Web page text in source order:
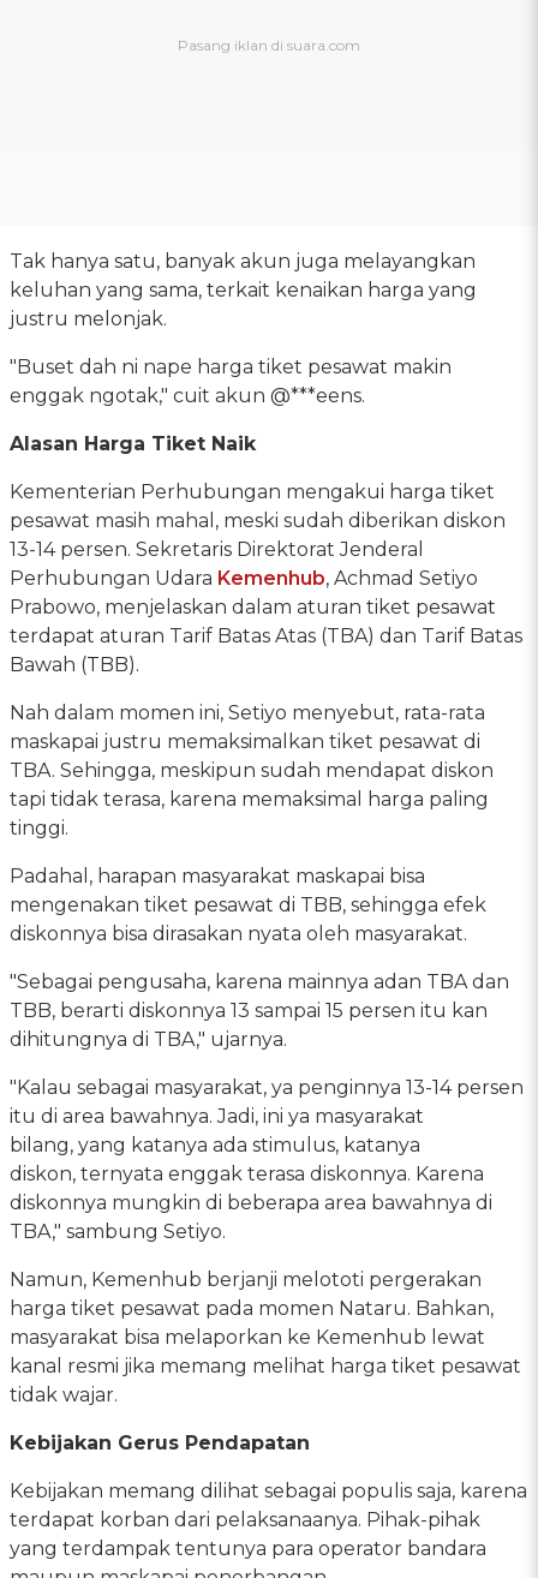
Tak hanya satu, banyak akun juga melayangkan
keluhan yang sama, terkait kenaikan harga yang
justru melonjak.
"Buset dah ni nape harga tiket pesawat makin
enggak ngotak," cuit akun @***eens.
Alasan Harga Tiket Naik
Kementerian Perhubungan mengakui harga tiket
pesawat masih mahal, meski sudah diberikan diskon
13-14 persen. Sekretaris Direktorat Jenderal
Perhubungan Udara Kemenhub, Achmad Setiyo
Prabowo, menjelaskan dalam aturan tiket pesawat
terdapat aturan Tarif Batas Atas (TBA) dan Tarif Batas
Bawah (TBB).
Nah dalam momen ini, Setiyo menyebut, rata-rata
maskapai justru memaksimalkan tiket pesawat di
TBA. Sehingga, meskipun sudah mendapat diskon
tapi tidak terasa, karena memaksimal harga paling
tinggi.
Padahal, harapan masyarakat maskapai bisa
mengenakan tiket pesawat di TBB, sehingga efek
diskonnya bisa dirasakan nyata oleh masyarakat.
"Sebagai pengusaha, karena mainnya adan TBA dan
TBB, berarti diskonnya 13 sampai 15 persen itu kan
dihitungnya di TBA," ujarnya.
"Kalau sebagai masyarakat, ya penginnya 13-14 persen
itu di area bawahnya. Jadi, ini ya masyarakat
bilang, yang katanya ada stimulus, katanya
diskon, ternyata enggak terasa diskonnya. Karena
diskonnya mungkin di beberapa area bawahnya di
TBA," sambung Setiyo.
Namun, Kemenhub berjanji melototi pergerakan
harga tiket pesawat pada momen Nataru. Bahkan,
masyarakat bisa melaporkan ke Kemenhub lewat
kanal resmi jika memang melihat harga tiket pesawat
tidak wajar.
Kebijakan Gerus Pendapatan
Kebijakan memang dilihat sebagai populis saja, karena
terdapat korban dari pelaksanaanya. Pihak-pihak
yang terdampak tentunya para operator bandara